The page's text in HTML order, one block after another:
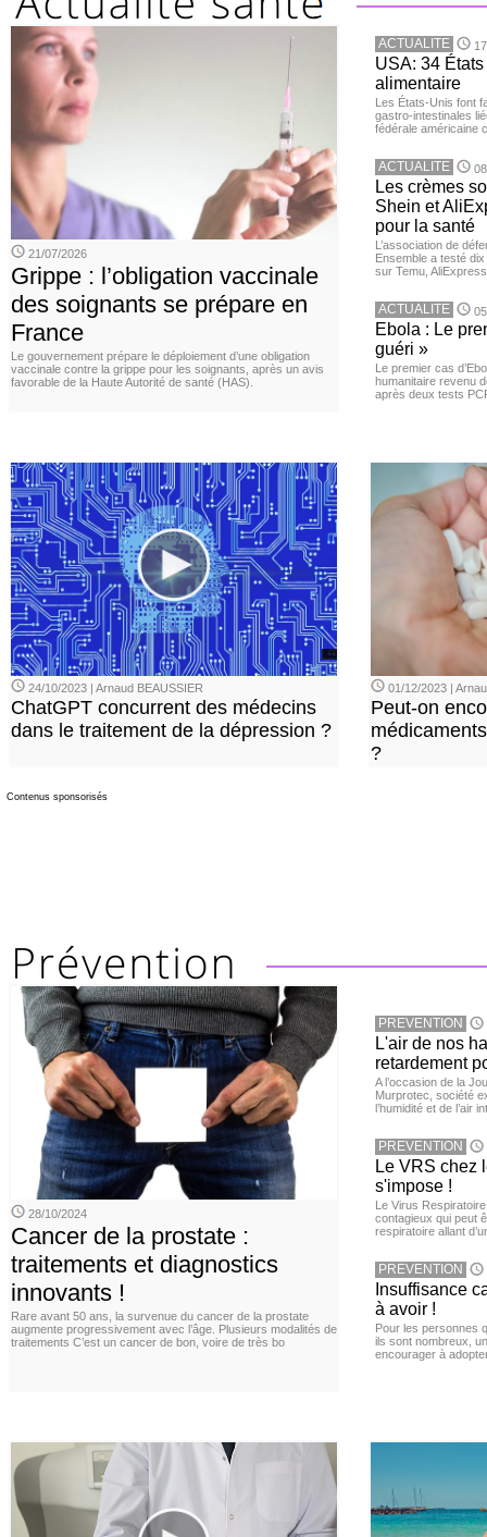
21/07/2026
Grippe : l’obligation vaccinale
des soignants se prépare en
France
Le gouvernement prépare le déploiement d’une obligation
vaccinale contre la grippe pour les soignants, après un avis
favorable de la Haute Autorité de santé (HAS).
ACTUALITE
USA: 34
alimentaire
Les États-Unis font
gastro-intestinales
fédérale américaine
ACTUALITE
Les crèmes
Shein et
pour la santé
L’association de
Ensemble a testé
sur Temu,
ACTUALITE
Ebola : Le
guéri »
Le premier cas
humanitaire revenu
après deux tests
24/10/2023 | Arnaud BEAUSSIER
ChatGPT concurrent des médecins
dans le traitement de la dépression ?
01/12/2023 |
Peut-on
?
Contenus sponsorisés
28/10/2024
Cancer de la prostate :
traitements et diagnostics
innovants !
Rare avant 50 ans, la survenue du cancer de la prostate
augmente progressivement avec l’âge. Plusieurs modalités de
traitements C’est un cancer de bon, voire de très bo
PREVENTION
L'air de nos
retardement
A l’occasion de la
Murprotec, société
l’humidité et de l’air
PREVENTION
Le VRS chez
s'impose !
Le Virus
contagieux qui peut
respiratoire allant
PREVENTION
Insuffisance
à avoir !
Pour les personnes
ils sont nombreux,
encourager à